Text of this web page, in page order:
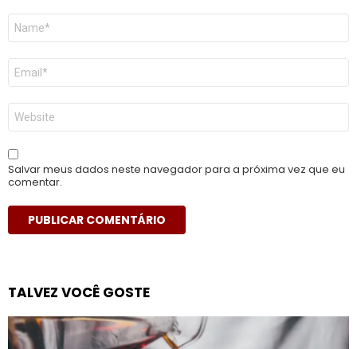
Nome
E-
mail
*
Site
Salvar meus dados neste navegador para a próxima vez que eu
comentar.
TALVEZ VOCÊ GOSTE